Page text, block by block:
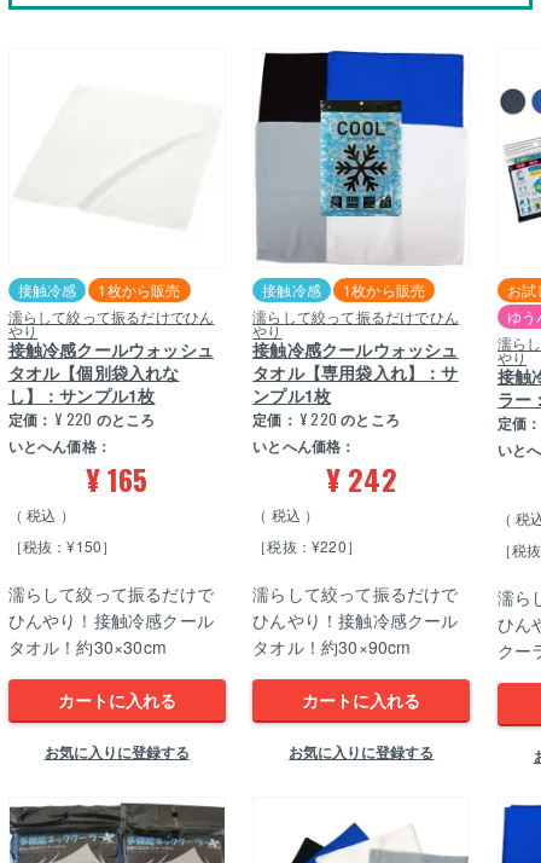
接触冷感
1枚から販売
濡らして絞って振るだけでひん
やり
接触冷感クールウォッシュ
タオル【個別袋入れな
し】：サンプル1枚
定価： ¥ 220 のところ
いとへん価格：
¥165
税込
［税抜：¥150］
濡らして絞って振るだけで
ひんやり！接触冷感クール
タオル！約30×30cm
カートに入れる
お気に入りに登録する
接触冷感
1枚から販売
濡らして絞って振るだけでひん
やり
接触冷感クールウォッシュ
タオル【専用袋入れ】：サ
ンプル1枚
定価： ¥ 220 のところ
いとへん価格：
¥242
税込
［税抜：¥220］
濡らして絞って振るだけで
ひんやり！接触冷感クール
タオル！約30×90cm
カートに入れる
お気に入りに登録する
お
ゆう
濡ら
やり
接触
ラー
定価：
いと
税
［税
濡ら
ひん
クー